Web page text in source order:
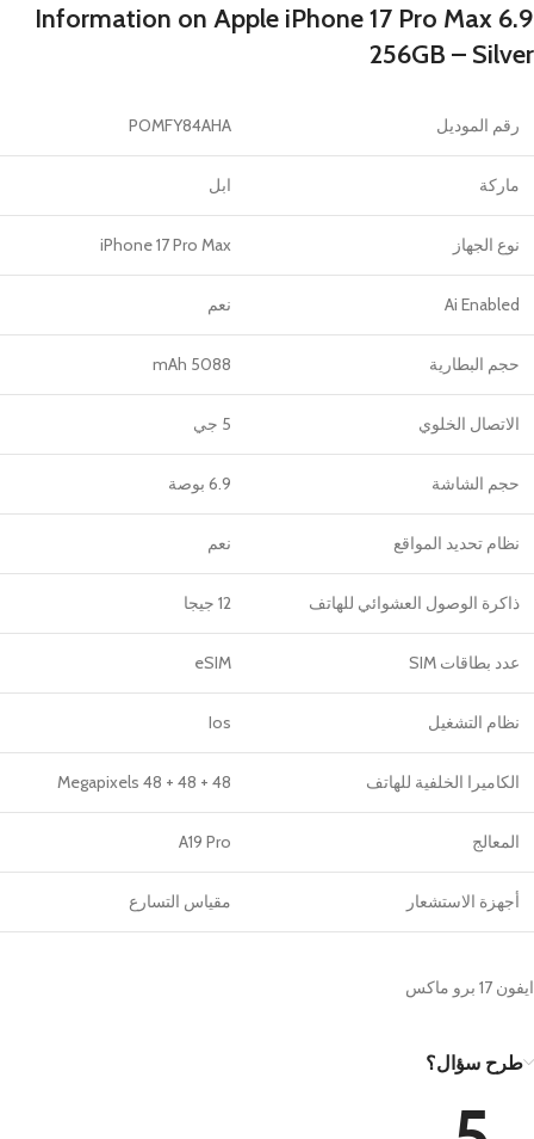
Information on Apple iPhone 17 Pro Max 6.9
256GB – Silver
رقم الموديل POMFY84AHA
ماركة ابل
نوع الجهاز iPhone 17 Pro Max
Ai Enabled نعم
حجم البطارية 5088 mAh
الاتصال الخلوي 5 جي
حجم الشاشة 6.9 بوصة
نظام تحديد المواقع نعم
ذاكرة الوصول العشوائي للهاتف 12 جيجا
عدد بطاقات SIM eSIM
نظام التشغيل Ios
الكاميرا الخلفية للهاتف 48 + 48 + 48 Megapixels
المعالج A19 Pro
أجهزة الاستشعار مقياس التسارع
ايفون 17 برو ماكس
طرح سؤال؟